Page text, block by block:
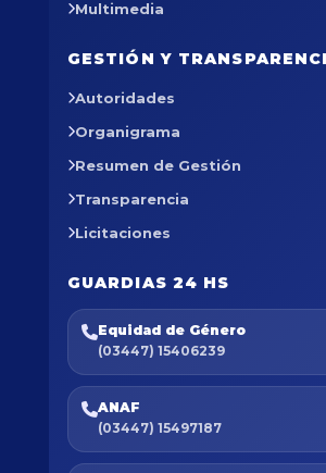
Multimedia
GESTIÓN Y
Autoridades
Organigrama
Resumen de Gestión
Transparencia
Licitaciones
GUARDIAS 24 HS
Equidad de Género
(03447) 15406239
ANAF
(03447) 15497187